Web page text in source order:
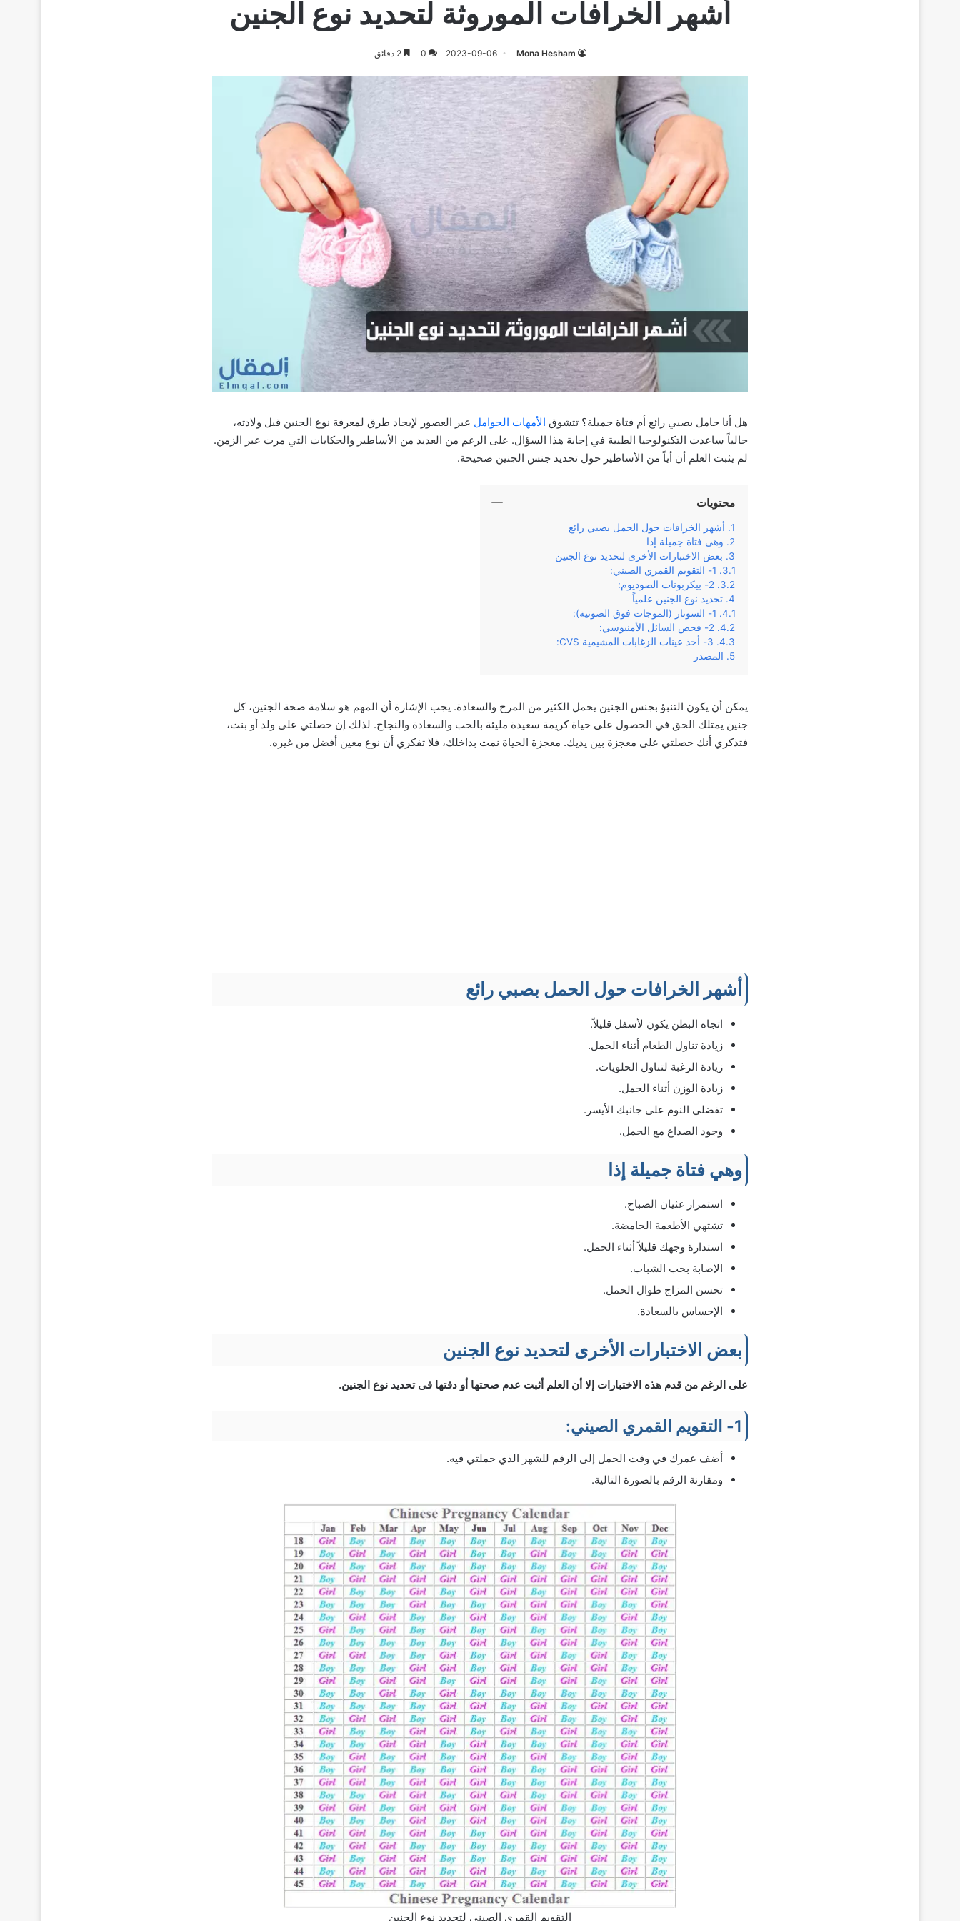
أشهر الخرافات الموروثة لتحديد نوع الجنين
Mona Hesham
2023-09-06
0 2 دقائق
هل أنا حامل بصبي رائع أم فتاة جميلة؟ تتشوق الأمهات الحوامل عبر العصور لإيجاد طرق لمعرفة نوع الجنين قبل ولادته،
حالياً ساعدت التكنولوجيا الطبية في إجابة هذا السؤال. على الرغم من العديد من الأساطير والحكايات التي مرت عبر الزمن.
لم يثبت العلم أن أياً من الأساطير حول تحديد جنس الجنين صحيحة.
محتويات
أشهر الخرافات حول الحمل بصبي رائع
وهي فتاة جميلة إذا
بعض الاختبارات الأخرى لتحديد نوع الجنين
1- التقويم القمري الصيني:
2- بيكربونات الصوديوم:
تحديد نوع الجنين علمياً
1- السونار (الموجات فوق الصوتية):
2- فحص السائل الأمنيوسي:
3- أخذ عينات الزغابات المشيمية CVS:
المصدر
يمكن أن يكون التنبؤ بجنس الجنين يحمل الكثير من المرح والسعادة. يجب الإشارة أن المهم هو سلامة صحة الجنين، كل
جنين يمتلك الحق في الحصول على حياة كريمة سعيدة مليئة بالحب والسعادة والنجاح. لذلك إن حصلتي على ولد أو بنت،
فتذكري أنك حصلتي على معجزة بين يديك. معجزة الحياة نمت بداخلك، فلا تفكري أن نوع معين أفضل من غيره.
أشهر الخرافات حول الحمل بصبي رائع
اتجاه البطن يكون لأسفل قليلاً.
زيادة تناول الطعام أثناء الحمل.
زيادة الرغبة لتناول الحلويات.
زيادة الوزن أثناء الحمل.
تفضلي النوم على جانبك الأيسر.
وجود الصداع مع الحمل.
وهي فتاة جميلة إذا
استمرار غثيان الصباح.
تشتهي الأطعمة الحامضة.
استدارة وجهك قليلاً أثناء الحمل.
الإصابة بحب الشباب.
تحسن المزاج طوال الحمل.
الإحساس بالسعادة.
بعض الاختبارات الأخرى لتحديد نوع الجنين
على الرغم من قدم هذه الاختبارات إلا أن العلم أثبت عدم صحتها أو دقتها فى تحديد نوع الجنين.
1- التقويم القمري الصيني:
أضف عمرك في وقت الحمل إلى الرقم للشهر الذي حملتي فيه.
ومقارنة الرقم بالصورة التالية.
التقويم القمري الصيني لتحديد نوع الجنين